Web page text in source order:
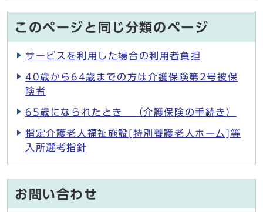
このページと同じ分類のページ
サービスを利用した場合の利用者負担
40歳から64歳までの方は介護保険第2号被保
険者
65歳になられたとき （介護保険の手続き）
指定介護老人福祉施設[特別養護老人ホーム]等
入所選考指針
お問い合わせ